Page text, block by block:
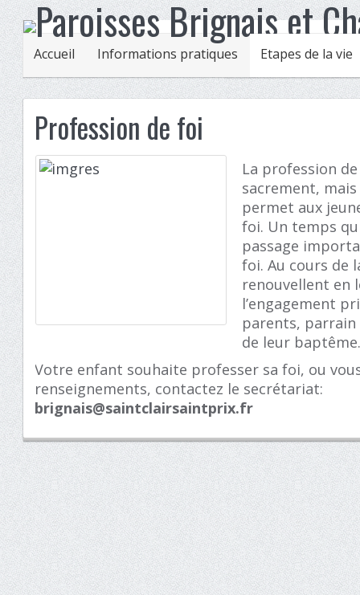
Accueil Informations pratiques Etapes de la vie
Profession de foi
La profession
sacrement,
permet aux
foi. Un temps
passage
foi. Au cours de
renouvellent en
l’engagement
parents,
de leur
Votre enfant souhaite professer sa foi, ou
renseignements, contactez le secrétariat:
brignais@saintclairsaintprix.fr